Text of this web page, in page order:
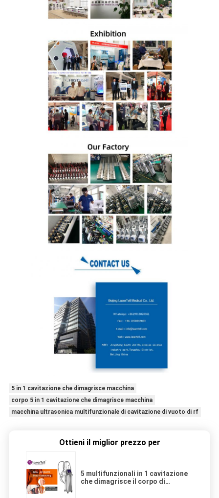
5 in 1 cavitazione che dimagrisce macchina
corpo 5 in 1 cavitazione che dimagrisce macchina
macchina ultrasonica multifunzionale di cavitazione di vuoto di rf
Ottieni il miglior prezzo per
5 multifunzionali in 1 cavitazione
che dimagrisce il corpo di